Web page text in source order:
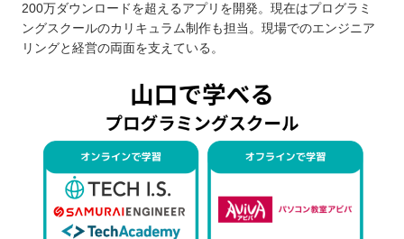
200万ダウンロードを超えるアプリを開発。現在はプログラミ
ングスクールのカリキュラム制作も担当。現場でのエンジニア
リングと経営の両面を支えている。